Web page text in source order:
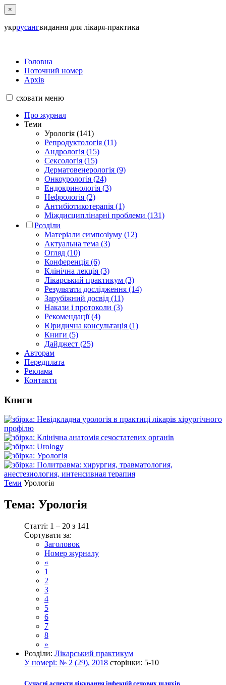
×
укррусангвидання для лікаря-практика
Головна
Поточний номер
Архів
сховати меню
Про журнал
Теми
Урологія (141)
Репродуктологія (11)
Андрологія (15)
Сексологія (15)
Дерматовенерологія (9)
Онкоурологія (24)
Ендокринологія (3)
Нефрологія (2)
Антибіотикотерапія (1)
Міждисциплінарні проблеми (131)
Розділи
Матеріали симпозіуму (12)
Актуальна тема (3)
Огляд (10)
Конференція (6)
Клінічна лекція (3)
Лікарський практикум (3)
Результати дослідження (14)
Зарубіжний досвід (11)
Накази і протоколи (3)
Рекомендації (4)
Юридична консультація (1)
Книги (5)
Дайджест (25)
Авторам
Передплата
Реклама
Контакти
Книги
Теми Урологія
Тема: Урологія
Статті: 1 – 20 з 141
Сортувати за:
Заголовок
Номер журналу
«
1
2
3
4
5
6
7
8
»
Розділи: Лікарський практикум
У номері: № 2 (29), 2018 сторінки: 5-10
Сучасні аспекти лікування інфекцій сечових шляхів